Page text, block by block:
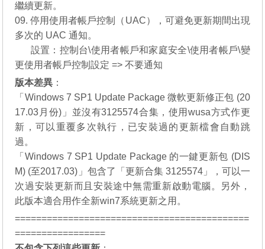
繼續更新。
09. 停用使用者帳戶控制（UAC），可避免更新期間出現
多次的 UAC 通知。
設置：控制台\使用者帳戶和家庭安全\使用者帳戶\變
更使用者帳戶控制設定 => 不要通知
版本差異 ：
「 Windows 7 SP1 Update Package 微軟更新修正包 (20
17.03月份) 」並沒有3125574合集，使用wusa方式作更
新，可以重覆多次執行，已安裝過的更新檔會自動跳
過。
「Windows 7 SP1 Update Package 的一鍵更新包 (DIS
M) (至2017.03) 」包含了「更新合集 3125574」，可以一
次過安裝更新而且安裝途中無需重新啟動電腦。另外，
此版本適合用作全新win7系統更新之用。
============================================
=================